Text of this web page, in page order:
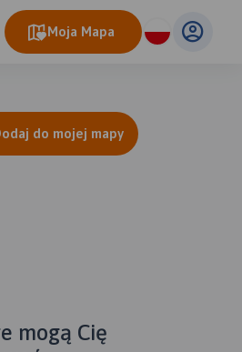
Moja Mapa
do mojej mapy
mogą Cię